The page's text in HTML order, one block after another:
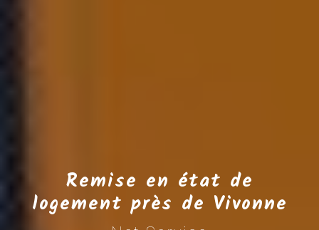
Remise en état de
logement près de Vivonne